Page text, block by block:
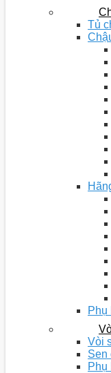
Tủ
Phụ
Vòi
Sen
Phụ